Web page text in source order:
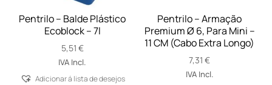
Pentrilo – Balde Plástico
Ecoblock – 7l
5,51 €
IVA Incl.
Adicionar á lista de desejos
Pentrilo – Armação
Premium Ø 6, Para Mini –
11 CM (Cabo Extra Longo)
7,31€
IVA Incl.